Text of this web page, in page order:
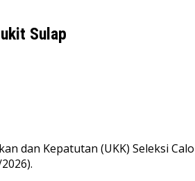
Sulap
dan Kepatutan (UKK) Seleksi